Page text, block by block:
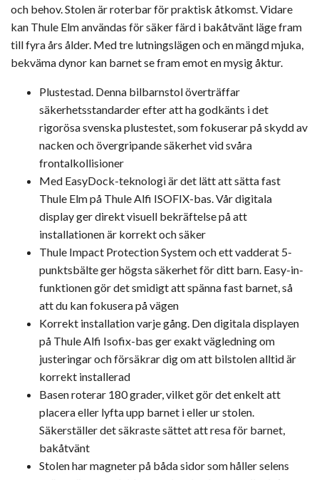
och behov. Stolen är roterbar för praktisk åtkomst. Vidare
kan Thule Elm användas för säker färd i bakåtvänt läge fram
till fyra års ålder. Med tre lutningslägen och en mängd mjuka,
bekväma dynor kan barnet se fram emot en mysig åktur.
Plustestad. Denna bilbarnstol överträffar
säkerhetsstandarder efter att ha godkänts i det
rigorösa svenska plustestet, som fokuserar på skydd av
nacken och övergripande säkerhet vid svåra
frontalkollisioner
Med EasyDock-teknologi är det lätt att sätta fast
Thule Elm på Thule Alfi ISOFIX-bas. Vår digitala
display ger direkt visuell bekräftelse på att
installationen är korrekt och säker
Thule Impact Protection System och ett vadderat 5-
punktsbälte ger högsta säkerhet för ditt barn. Easy-in-
funktionen gör det smidigt att spänna fast barnet, så
att du kan fokusera på vägen
Korrekt installation varje gång. Den digitala displayen
på Thule Alfi Isofix-bas ger exakt vägledning om
justeringar och försäkrar dig om att bilstolen alltid är
korrekt installerad
Basen roterar 180 grader, vilket gör det enkelt att
placera eller lyfta upp barnet i eller ur stolen.
Säkerställer det säkraste sättet att resa för barnet,
bakåtvänt
Stolen har magneter på båda sidor som håller selens